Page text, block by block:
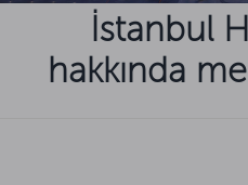
İstanbul
hakkında